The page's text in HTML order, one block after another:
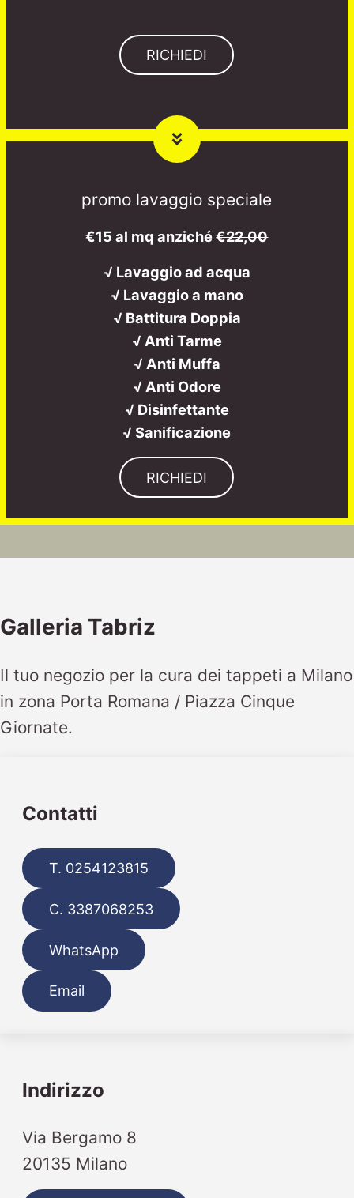
RICHIEDI
promo lavaggio speciale
€15 al mq anziché€22,00
√ Lavaggio ad acqua
√ Lavaggio a mano
√ Battitura Doppia
√ Anti Tarme
√ Anti Muffa
√ Anti Odore
√ Disinfettante
√ Sanificazione
RICHIEDI
Galleria Tabriz
Il tuo negozio per la cura dei tappeti a Milano
in zona Porta Romana / Piazza Cinque
Giornate.
Contatti
T. 0254123815
C. 3387068253
WhatsApp
Email
Indirizzo
Via Bergamo 8
20135 Milano